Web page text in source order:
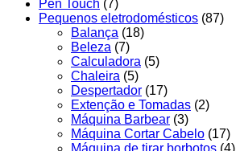
Pen Touch (7)
Pequenos eletrodomésticos (87)
Balança (18)
Beleza (7)
Calculadora (5)
Chaleira (5)
Despertador (17)
Extenção e Tomadas (2)
Máquina Barbear (3)
Máquina Cortar Cabelo (17)
Máquina de tirar borbotos (4)